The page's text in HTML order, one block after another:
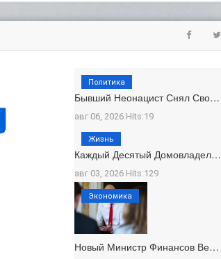
Бывший Неонацист Снял Сво…
авг 06, 2026 Hits:19
Политика
Каждый Десятый Домовладел…
авг 03, 2026 Hits:129
Жизнь
Новый Министр Финансов Ве…
Экономика